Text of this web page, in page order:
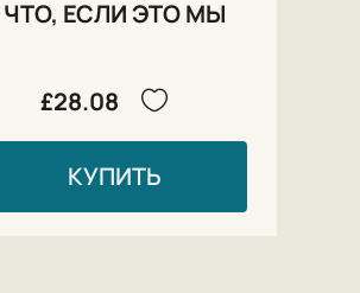
ЧТО, ЕСЛИ ЭТО МЫ
£28.08
КУПИТЬ